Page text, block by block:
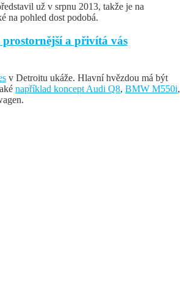
už v srpnu 2013, takže je na
na pohled dost podobá.
prostornější a přivítá vás
v Detroitu ukáže. Hlavní hvězdou má být
například koncept Audi Q8, BMW M550i,